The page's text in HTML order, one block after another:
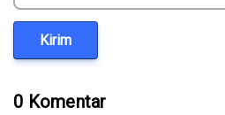
Kirim
0 Komentar